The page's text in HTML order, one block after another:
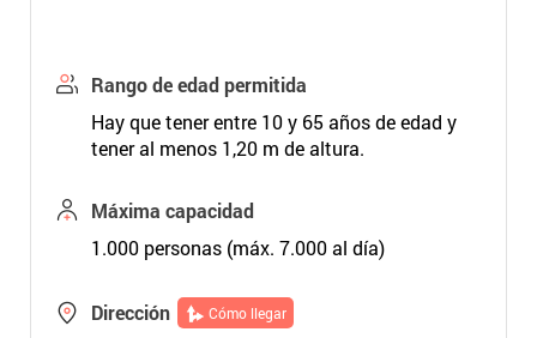
Rango de edad permitida
Hay que tener entre 10 y 65 años de edad y
tener al menos 1,20 m de altura.
Máxima capacidad
1.000 personas (máx. 7.000 al día)
Dirección Cómo llegar